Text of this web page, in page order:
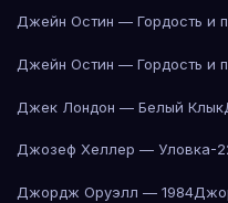
Джейн Остин — Гордость и
Джейн Остин — Гордость и
Джек Лондон — Белый Клык
Джозеф Хеллер — Уловка-
Джордж Оруэлл — 1984